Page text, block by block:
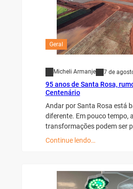
Geral
Micheli Armanje 7 de
95 anos de Santa Rosa,
Centenário
Andar por Santa Rosa está
diferente. Em pouco tempo,
transformações podem ser
Continue lendo…